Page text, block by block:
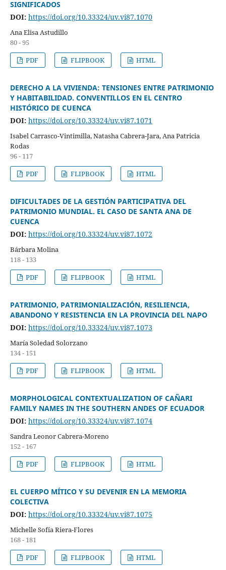
SIGNIFICADOS
DOI: https://doi.org/10.33324/uv.vi87.1070
Ana Elisa Astudillo
80 - 95
PDF
FLIPBOOK HTML
DERECHO A LA VIVIENDA: TENSIONES ENTRE PATRIMONIO
Y HABITABILIDAD. CONVENTILLOS EN EL CENTRO
HISTÓRICO DE CUENCA
DOI: https://doi.org/10.33324/uv.vi87.1071
Isabel Carrasco-Vintimilla, Natasha Cabrera-Jara, Ana Patricia
Rodas
96 - 117
PDF
FLIPBOOK HTML
DIFICULTADES DE LA GESTIÓN PARTICIPATIVA DEL
PATRIMONIO MUNDIAL. EL CASO DE SANTA ANA DE
CUENCA
DOI: https://doi.org/10.33324/uv.vi87.1072
Bárbara Molina
118 - 133
PDF
FLIPBOOK HTML
PATRIMONIO, PATRIMONIALIZACIÓN, RESILIENCIA,
ABANDONO Y RESISTENCIA EN LA PROVINCIA DEL NAPO
DOI: https://doi.org/10.33324/uv.vi87.1073
María Soledad Solorzano
134 - 151
PDF
FLIPBOOK HTML
MORPHOLOGICAL CONTEXTUALIZATION OF CAÑARI
FAMILY NAMES IN THE SOUTHERN ANDES OF ECUADOR
DOI: https://doi.org/10.33324/uv.vi87.1074
Sandra Leonor Cabrera-Moreno
152 - 167
PDF
FLIPBOOK HTML
EL CUERPO MÍTICO Y SU DEVENIR EN LA MEMORIA
COLECTIVA
DOI: https://doi.org/10.33324/uv.vi87.1075
Michelle Sofía Riera-Flores
168 - 181
PDF
FLIPBOOK HTML